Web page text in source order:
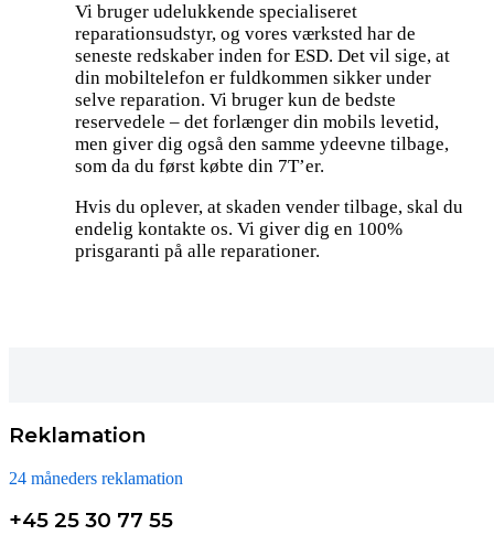
Vi bruger udelukkende specialiseret
reparationsudstyr, og vores værksted har de
seneste redskaber inden for ESD. Det vil sige, at
din mobiltelefon er fuldkommen sikker under
selve reparation. Vi bruger kun de bedste
reservedele – det forlænger din mobils levetid,
men giver dig også den samme ydeevne tilbage,
som da du først købte din 7T’er.
Hvis du oplever, at skaden vender tilbage, skal du
endelig kontakte os. Vi giver dig en 100%
prisgaranti på alle reparationer.
Reklamation
24 måneders reklamation
+45 25 30 77 55